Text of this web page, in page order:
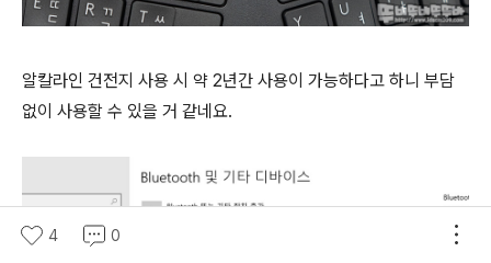
알칼라인 건전지 사용 시 약 2년간 사용이 가능하다고 하니 부담
없이 사용할 수 있을 거 같네요.
4 0